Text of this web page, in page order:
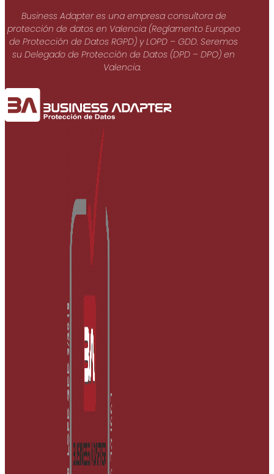
Business Adapter es una empresa consultora de
protección de datos en Valencia (Reglamento Europeo
de Protección de Datos RGPD) y LOPD – GDD. Seremos
su Delegado de Protección de Datos (DPD – DPO) en
Valencia.